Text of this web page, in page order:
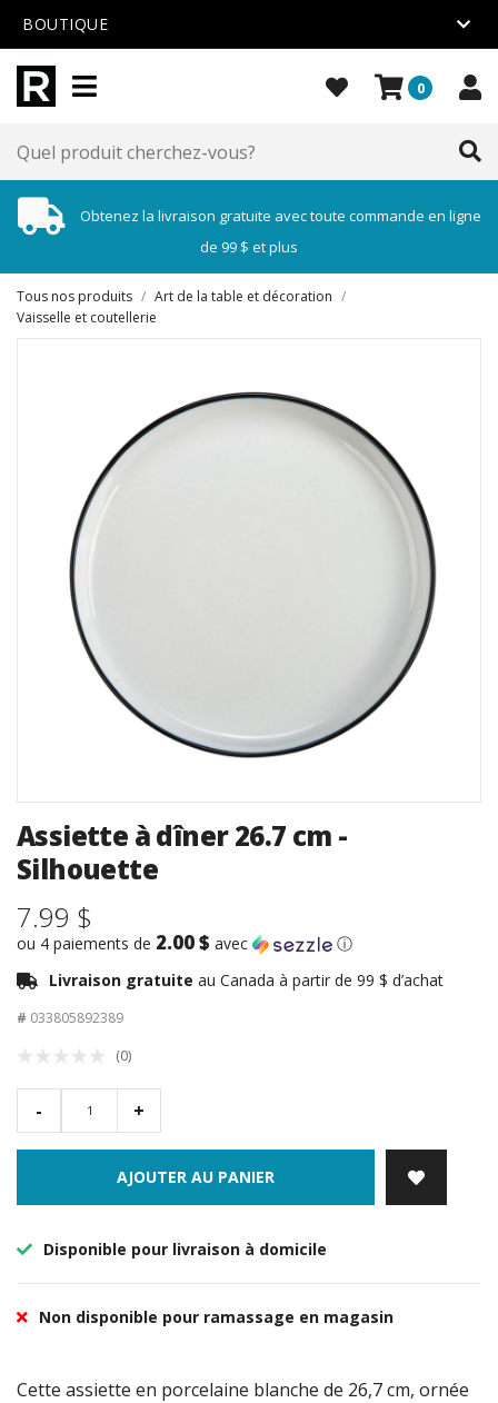
BOUTIQUE
0
Obtenez la livraison gratuite avec toute commande en ligne
de 99 $ et plus
Tous nos produits / Art de la table et décoration /
Vaisselle et coutellerie
Assiette à dîner 26.7 cm -
Silhouette
7.99 $
ou 4 paiements de 2.00 $ avec
ⓘ
Livraison gratuite au Canada à partir de 99 $ d’achat
# 033805892389
(0)
- +
AJOUTER AU PANIER
Disponible pour livraison à domicile
Non disponible pour ramassage en magasin
Cette assiette en porcelaine blanche de 26,7 cm, ornée